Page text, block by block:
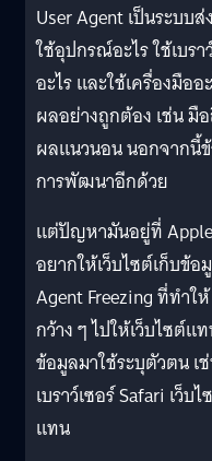
User Agent เป็นระบบ
ใช้อุปกรณ์อะไร ใช้เบร
อะไร และใช้เครื่องมือ
ผลอย่างถูกต้อง เช่น
ผลแนวนอน นอกจากนี้
การพัฒนาอีกด้วย
แต่ปัญหามันอยู่ที่ Apple
อยากให้เว็บไซต์เก็บข้อ
Agent Freezing ที่ทำใ
กว้าง ๆ ไปให้เว็บไซต์
ข้อมูลมาใช้ระบุตัวตน เ
เบราว์เซอร์ Safari เว็บ
แทน